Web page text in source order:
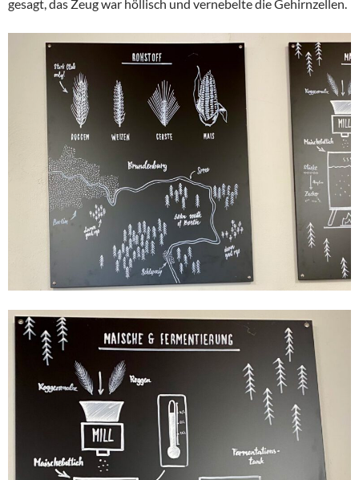
gesagt, das Zeug war höllisch und vernebelte die Gehirnzellen.